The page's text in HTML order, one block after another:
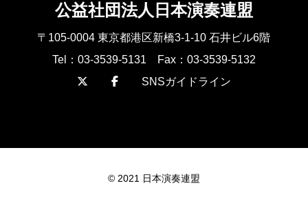
公益社団法人日本演奏連盟
〒105-0004 東京都港区新橋3-1-10 石井ビル6階
Tel：03-3539-5131 Fax：03-3539-5132
SNSガイドライン
© 2021 日本演奏連盟